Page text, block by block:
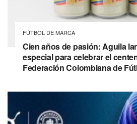
FÚTBOL DE MARCA
Cien años de pasión: Aguila
especial para celebrar el
Federación Colombiana de